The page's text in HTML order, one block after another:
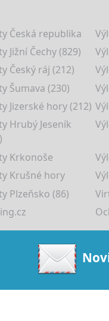
Česká republika
Jižní Čechy (829)
Český ráj (212)
Šumava (230)
Jizerské hory (212)
Hrubý Jeseník
Krkonoše
Krušné hory
Plzeňsko (86)